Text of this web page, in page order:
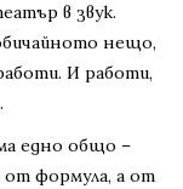
в звук.
нещо,
И работи,
едно общо –
формула, а от